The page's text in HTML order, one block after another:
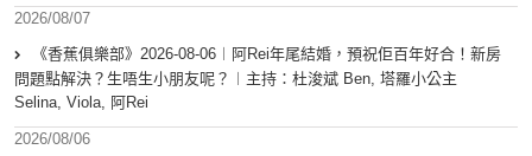
2026/08/07
《香蕉俱樂部》2026-08-06︱阿Rei年尾結婚，預祝佢百年好合！新房
問題點解決？生唔生小朋友呢？︱主持：杜浚斌 Ben, 塔羅小公主
Selina, Viola, 阿Rei
2026/08/06